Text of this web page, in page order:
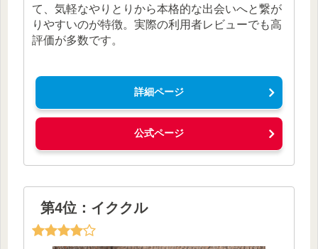
て、気軽なやりとりから本格的な出会いへと繋が
りやすいのが特徴。実際の利用者レビューでも高
評価が多数です。
詳細ページ
公式ページ
第4位：イククル